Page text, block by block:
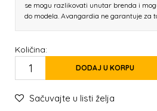
se mogu razlikovati unutar brenda i
do modela. Avangardia ne garantuje za
Količina:
DODAJ U KORPU
Sačuvajte u listi želja